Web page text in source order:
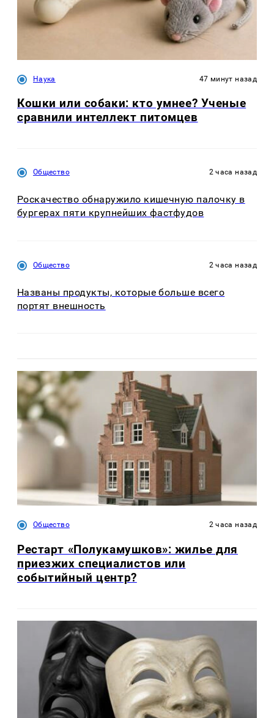
Наука 47 минут назад
Кошки или собаки: кто умнее? Ученые
сравнили интеллект питомцев
Общество 2 часа назад
Роскачество обнаружило кишечную палочку в
бургерах пяти крупнейших фастфудов
Общество 2 часа назад
Названы продукты, которые больше всего
портят внешность
Общество 2 часа назад
Рестарт «Полукамушков»: жилье для
приезжих специалистов или
событийный центр?